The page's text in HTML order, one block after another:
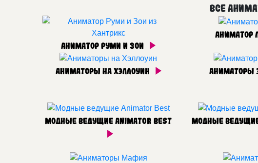
Все
Аниматор Руми и Зои
Аниматор
Аниматоры на Хэллоуин
Аниматоры
Модные ведущие Animator Best
Модные